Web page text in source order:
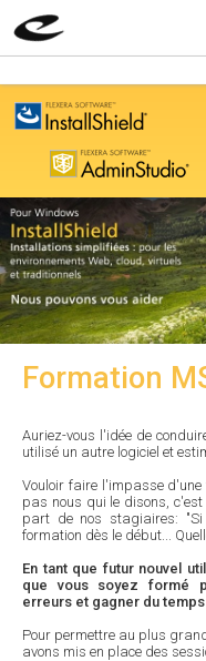
Formation
Auriez-vous l'idée de
utilisé un autre logiciel et
Vouloir faire l'impasse
pas nous qui le disons, c'est
part de nos stagiaires:
formation dès le début...
En tant que futur nouvel
que vous soyez formé
erreurs et gagner du
Pour permettre au plus
avons mis en place des